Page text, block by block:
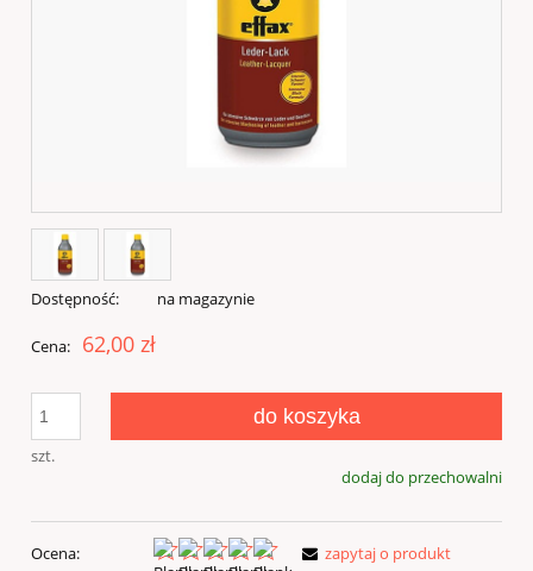
Dostępność: na magazynie
Cena: 62,00 zł
szt.
do koszyka
dodaj do przechowalni
Ocena:
zapytaj o produkt